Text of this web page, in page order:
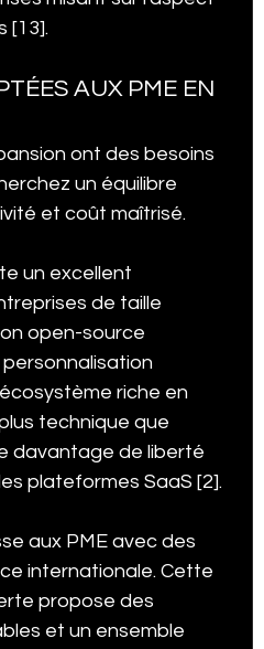
[13].
AUX PME EN
ont des besoins
un équilibre
et coût maîtrisé.
un excellent
de taille
open-source
riche en
technique que
davantage de liberté
plateformes SaaS [2].
aux PME avec des
internationale. Cette
propose des
et un ensemble